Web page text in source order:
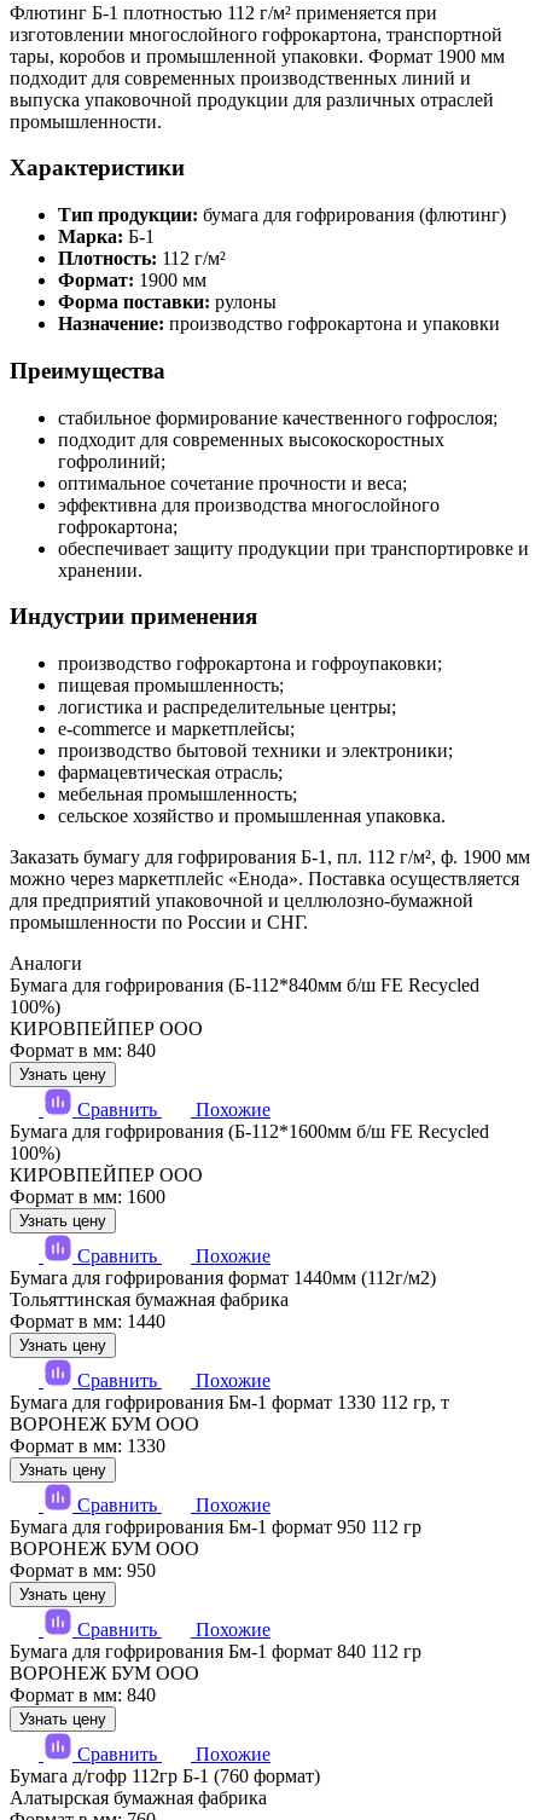
Флютинг Б-1 плотностью 112 г/м² применяется при
изготовлении многослойного гофрокартона, транспортной
тары, коробов и промышленной упаковки. Формат 1900 мм
подходит для современных производственных линий и
выпуска упаковочной продукции для различных отраслей
промышленности.
Характеристики
Тип продукции: бумага для гофрирования (флютинг)
Марка: Б-1
Плотность: 112 г/м²
Формат: 1900 мм
Форма поставки: рулоны
Назначение: производство гофрокартона и упаковки
Преимущества
стабильное формирование качественного гофрослоя;
подходит для современных высокоскоростных
гофролиний;
оптимальное сочетание прочности и веса;
эффективна для производства многослойного
гофрокартона;
обеспечивает защиту продукции при транспортировке и
хранении.
Индустрии применения
производство гофрокартона и гофроупаковки;
пищевая промышленность;
логистика и распределительные центры;
e-commerce и маркетплейсы;
производство бытовой техники и электроники;
фармацевтическая отрасль;
мебельная промышленность;
сельское хозяйство и промышленная упаковка.
Заказать бумагу для гофрирования Б-1, пл. 112 г/м², ф. 1900 мм
можно через маркетплейс «Енода». Поставка осуществляется
для предприятий упаковочной и целлюлозно-бумажной
промышленности по России и СНГ.
Аналоги
Бумага для гофрирования (Б-112*840мм б/ш FE Recycled
100%)
КИРОВПЕЙПЕР ООО
Формат в мм: 840
Узнать цену
Сравнить
Похожие
Бумага для гофрирования (Б-112*1600мм б/ш FE Recycled
100%)
КИРОВПЕЙПЕР ООО
Формат в мм: 1600
Узнать цену
Сравнить
Похожие
Бумага для гофрирования формат 1440мм (112г/м2)
Тольяттинская бумажная фабрика
Формат в мм: 1440
Узнать цену
Сравнить
Похожие
Бумага для гофрирования Бм-1 формат 1330 112 гр, т
ВОРОНЕЖ БУМ ООО
Формат в мм: 1330
Узнать цену
Сравнить
Похожие
Бумага для гофрирования Бм-1 формат 950 112 гр
ВОРОНЕЖ БУМ ООО
Формат в мм: 950
Узнать цену
Сравнить
Похожие
Бумага для гофрирования Бм-1 формат 840 112 гр
ВОРОНЕЖ БУМ ООО
Формат в мм: 840
Узнать цену
Сравнить
Похожие
Бумага д/гофр 112гр Б-1 (760 формат)
Алатырская бумажная фабрика